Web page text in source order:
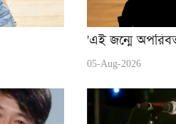
'এই জন্মে
05-Aug-2026